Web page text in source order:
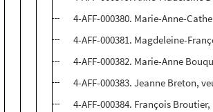
4-AFF-000380. Marie-Anne-
4-AFF-000381. Magdeleine-
4-AFF-000382. Marie-Anne
4-AFF-000383. Jeanne Breton,
4-AFF-000384. François